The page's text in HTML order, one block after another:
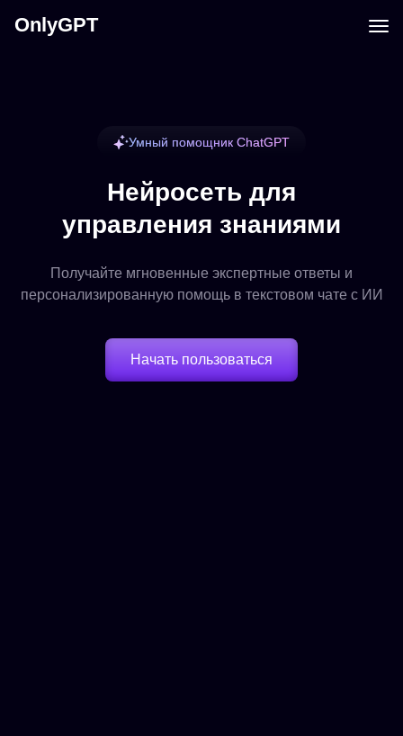
OnlyGPT
Умный помощник ChatGPT
Нейросеть для
управления знаниями
Получайте мгновенные экспертные ответы и
персонализированную помощь в текстовом чате с ИИ
Начать пользоваться